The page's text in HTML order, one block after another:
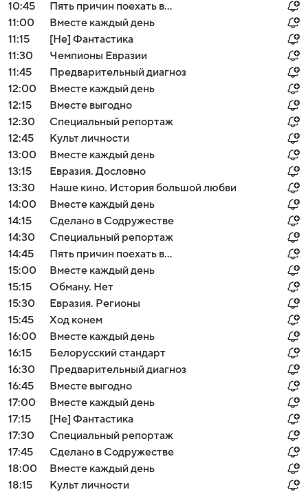
10:45
Пять причин поехать в...
11:00
Вместе каждый день
11:15
[Не] Фантастика
11:30
Чемпионы Евразии
11:45
Предварительный диагноз
12:00
Вместе каждый день
12:15
Вместе выгодно
12:30
Специальный репортаж
12:45
Культ личности
13:00
Вместе каждый день
13:15
Евразия. Дословно
13:30
Наше кино. История большой любви
14:00
Вместе каждый день
14:15
Сделано в Содружестве
14:30
Специальный репортаж
14:45
Пять причин поехать в...
15:00
Вместе каждый день
15:15
Обману. Нет
15:30
Евразия. Регионы
15:45
Ход конем
16:00
Вместе каждый день
16:15
Белорусский стандарт
16:30
Предварительный диагноз
16:45
Вместе выгодно
17:00
Вместе каждый день
17:15
[Не] Фантастика
17:30
Специальный репортаж
17:45
Сделано в Содружестве
18:00
Вместе каждый день
18:15
Культ личности